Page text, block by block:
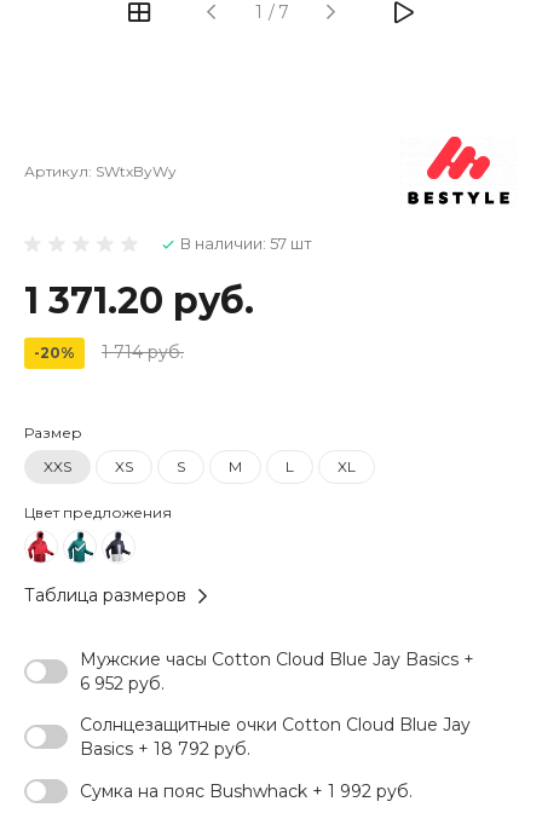
1 / 7
Артикул: SWtxByWy
В наличии: 57 шт
1 371.20 руб.
-20% 1 714 руб.
Размер
XXS
XS S M L XL
Цвет предложения
Таблица размеров
Мужские часы Cotton Cloud Blue Jay Basics +
6 952 руб.
Солнцезащитные очки Cotton Cloud Blue Jay
Basics + 18 792 руб.
Сумка на пояс Bushwhack + 1 992 руб.